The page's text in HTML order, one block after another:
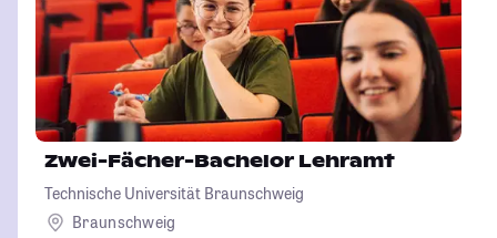
Zwei-Fächer-Bachelor Lehramt
Technische Universität Braunschweig
Braunschweig